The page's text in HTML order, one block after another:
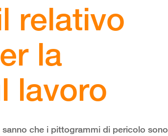
relativo
la
lavoro
che i pittogrammi di pericolo sono